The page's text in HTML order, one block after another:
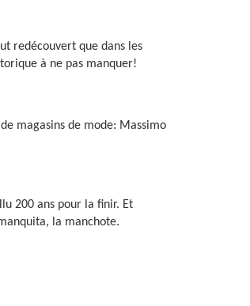
redécouvert que dans les
à ne pas manquer!
magasins de mode: Massimo
200 ans pour la finir. Et
la manchote.